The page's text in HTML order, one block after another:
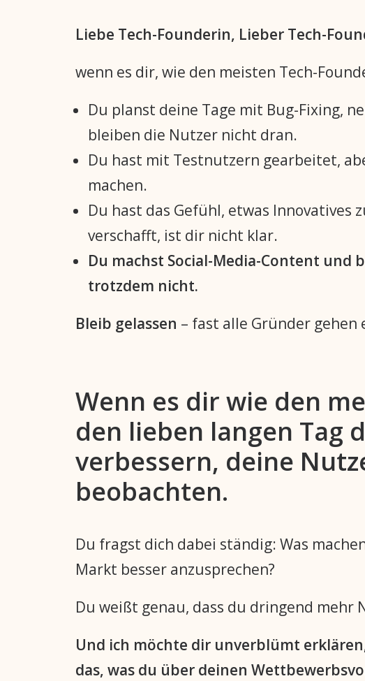
Liebe Tech-Founderin, Lieber Tech-
wenn es dir, wie den meisten Tech-
Du planst deine Tage mit Bug-Fixing,
bleiben die Nutzer nicht dran.
Du hast mit Testnutzern gearbeitet,
machen.
Du hast das Gefühl, etwas
verschafft, ist dir nicht klar.
Du machst Social-Media-Content und
trotzdem nicht.
Bleib gelassen – fast alle Gründer gehen
Wenn es dir wie den
den lieben langen Tag
verbessern, deine
beobachten.
Du fragst dich dabei ständig: Was
Markt besser anzusprechen?
Du weißt genau, dass du dringend mehr
Und ich möchte dir unverblümt
das, was du über deinen